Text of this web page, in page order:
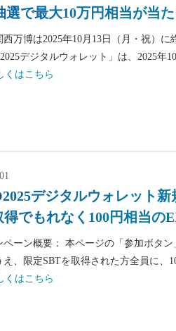
選で最大10万円相当が当
西万博は2025年10月13日（月・祝）
デジタルウォレット」は、2025
くはこちら
デジタルウォレット
得でもれなく100円相当の
ーン概要： 本ページの「参加ボタン
え、限定SBTを取得された方全員に、
くはこちら